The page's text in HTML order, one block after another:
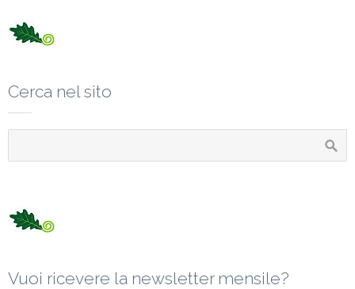
Cerca nel sito
Vuoi ricevere la newsletter mensile?